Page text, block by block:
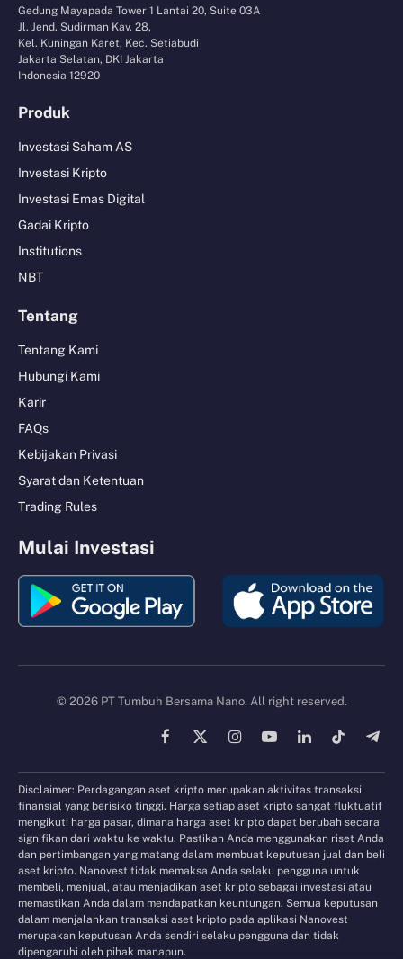
Gedung Mayapada Tower 1 Lantai 20, Suite 03A
Jl. Jend. Sudirman Kav. 28,
Kel. Kuningan Karet, Kec. Setiabudi
Jakarta Selatan, DKI Jakarta
Indonesia 12920
Produk
Investasi Saham AS
Investasi Kripto
Investasi Emas Digital
Gadai Kripto
Institutions
NBT
Tentang
Tentang Kami
Hubungi Kami
Karir
FAQs
Kebijakan Privasi
Syarat dan Ketentuan
Trading Rules
Mulai Investasi
© 2026 PT Tumbuh Bersama Nano. All right reserved.
Facebook
X
InstagramYouTubeLinkedInTikTok
Disclaimer: Perdagangan aset kripto merupakan aktivitas transaksi
finansial yang berisiko tinggi. Harga setiap aset kripto sangat fluktuatif
mengikuti harga pasar, dimana harga aset kripto dapat berubah secara
signifikan dari waktu ke waktu. Pastikan Anda menggunakan riset Anda
dan pertimbangan yang matang dalam membuat keputusan jual dan beli
aset kripto. Nanovest tidak memaksa Anda selaku pengguna untuk
membeli, menjual, atau menjadikan aset kripto sebagai investasi atau
memastikan Anda dalam mendapatkan keuntungan. Semua keputusan
dalam menjalankan transaksi aset kripto pada aplikasi Nanovest
merupakan keputusan Anda sendiri selaku pengguna dan tidak
dipengaruhi oleh pihak manapun.